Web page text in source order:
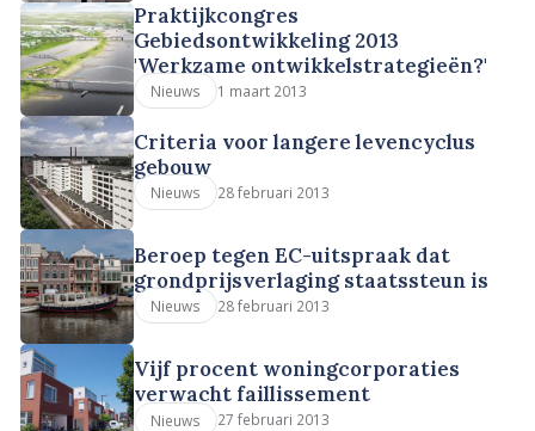
Praktijkcongres
Gebiedsontwikkeling 2013
'Werkzame ontwikkelstrategieën?'
Nieuws 1 maart 2013
Criteria voor langere levencyclus
gebouw
Nieuws 28 februari 2013
Beroep tegen EC-uitspraak dat
grondprijsverlaging staatssteun is
Nieuws 28 februari 2013
Vijf procent woningcorporaties
verwacht faillissement
Nieuws 27 februari 2013